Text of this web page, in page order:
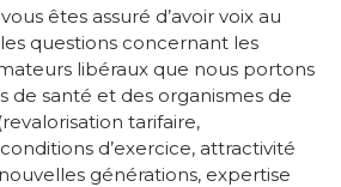
êtes assuré d’avoir voix au
questions concernant les
libéraux que nous portons
de santé et des organismes de
tarifaire,
d’exercice, attractivité
générations, expertise